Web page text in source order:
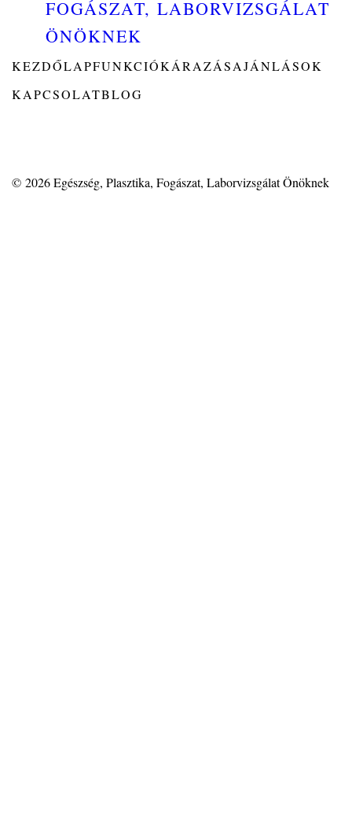
FOGÁSZAT, LABORVIZSGÁLAT
ÖNÖKNEK
KEZDŐLAPFUNKCIÓKÁRAZÁSAJÁNLÁSOK
KAPCSOLATBLOG
© 2026Egészség, Plasztika, Fogászat, Laborvizsgálat Önöknek